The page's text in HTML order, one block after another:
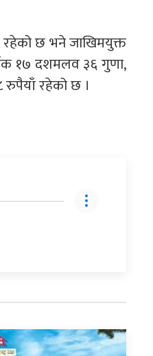
छ भने जाखिमयुक्त
१७ दशमलव ३६ गुणा,
रहेको छ ।